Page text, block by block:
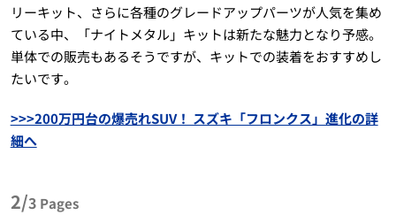
リーキット、さらに各種のグレードアップパーツが人気を集め
ている中、「ナイトメタル」キットは新たな魅力となり予感。
単体での販売もあるそうですが、キットでの装着をおすすめし
たいです。
>>>200万円台の爆売れSUV！ スズキ「フロンクス」進化の詳
細へ
2/3 Pages